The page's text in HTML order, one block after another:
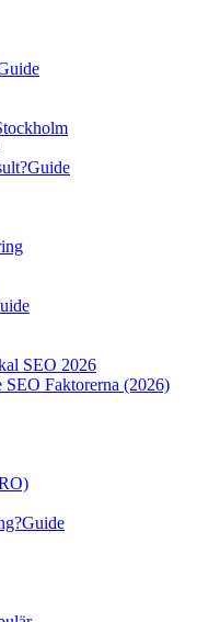
Guide
SEO 2026
SEO Faktorerna (2026)
Guide